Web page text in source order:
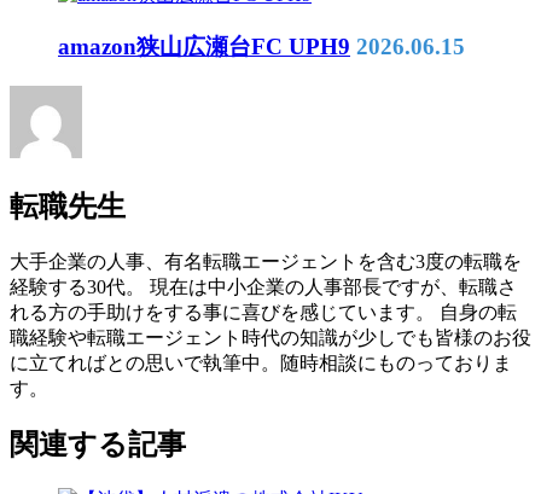
amazon狭山広瀬台FC UPH9 2026.06.15
転職先生
大手企業の人事、有名転職エージェントを含む3度の転職を
経験する30代。 現在は中小企業の人事部長ですが、転職さ
れる方の手助けをする事に喜びを感じています。 自身の転
職経験や転職エージェント時代の知識が少しでも皆様のお役
に立てればとの思いで執筆中。随時相談にものっておりま
す。
関連する記事